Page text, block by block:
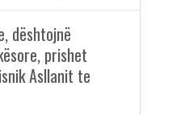
dështojnë
prishet
Asllanit te